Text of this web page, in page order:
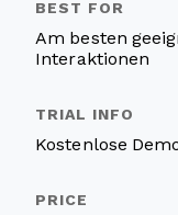
Am besten
Interaktionen
Kostenlose